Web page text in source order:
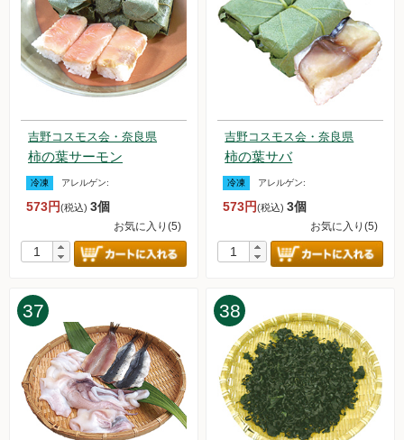
吉野コスモス会・奈良県
柿の葉サーモン
冷凍 アレルゲン:
573円(税込) 3個
お気に入り(5)
吉野コスモス会・奈良県
柿の葉サバ
冷凍 アレルゲン:
573円(税込)3個
お気に入り(5)
37 38